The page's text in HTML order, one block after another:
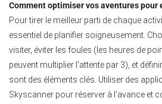
Comment optimiser vos aventures
Pour tirer le meilleur parti de chaque
essentiel de planifier soigneusement.
visiter, éviter les foules (les heures de
peuvent multiplier l’attente par 3), et
sont des éléments clés. Utiliser des
Skyscanner pour réserver à l’avance et